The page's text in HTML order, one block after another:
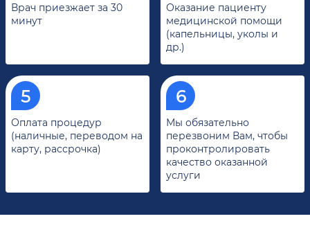
Врач приезжает за 30
минут
Оказание пациенту
медицинской помощи
(капельницы, уколы и
др.)
Оплата процедур
(наличные, переводом на
карту, рассрочка)
Мы обязательно
перезвоним Вам, чтобы
проконтролировать
качество оказанной
услуги